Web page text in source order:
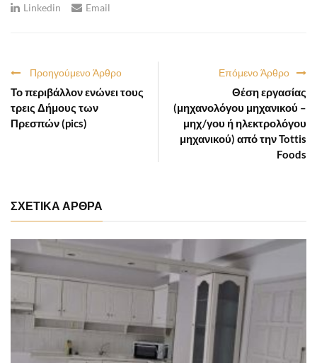
Linkedin
Email
Επόμενο Άρθρο
Θέση εργασίας
(μηχανολόγου μηχανικού –
μηχ/γου ή ηλεκτρολόγου
μηχανικού) από την Tottis
Foods
Προηγούμενο Άρθρο
Το περιβάλλον ενώνει τους
τρεις Δήμους των
Πρεσπών (pics)
ΣΧΕΤΙΚΑ ΑΡΘΡΑ